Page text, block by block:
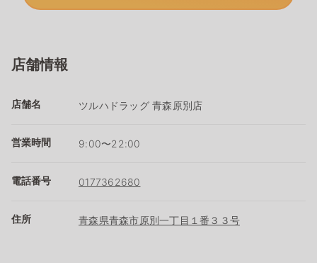
店舗情報
店舗名 ツルハドラッグ 青森原別店
営業時間 9:00〜22:00
電話番号 0177362680
住所 青森県青森市原別一丁目１番３３号